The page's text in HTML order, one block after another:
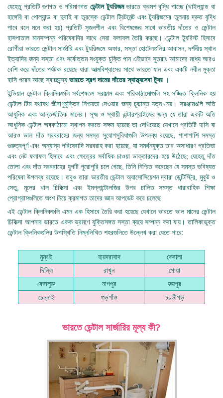
যেহেতু প্রতিটি গুণগত ও পরিমাণগত ডেন্টাল ট্যুরিজমভারতে ক্রমশ বৃদ্ধি পাচ্ছে (থাইল্যান্ড বা
হাঙ্গেরি বা পোল্যান্ড বা দুবাই বা তুরস্কে ডেন্টাল ট্রিটমেন্ট এবং ট্যুরিজমের তুলনায় দ্রুত বৃদ্ধি
পাবে বলে মনে করা হয়) প্রতিটি সৃজনশীল এবং বিশেষজ্ঞের সাথে ভারতীয় দাঁতের ও ডেন্টাল
হাসপাতাল মানসম্পন্ন পরিষেবাদির সাথে সেরা ফলাফল তৈরি করছে। ডেন্টাল ট্যুরিস্ট হিসাবে
রোগীরা ভারতে ডেন্টাল সার্জারি এবং ট্যুরিজমে অফার, সস্তা হোটেলগুলির আবাসন, দর্শনীয় স্থান
ইত্যাদির জন্য সস্তা এবং সর্বোত্তম সংযুক্ত চুক্তি পান এইভাবে সুতরাং আমাদের মধ্যে আরও
বেশি করে দাঁতের পর্যটক রয়েছে যারা আত্মবিশ্বাসের সাথে ভারতে যান এবং একটি নবীন মুক্তা
হাসি পরেন আছে স্বাচ্ছন্দ্যে ভারতে স্বল্প দামের দাঁতের স্বাস্থ্যসেবা ট্যুর ।
ইন্ডিয়ান ডেন্টাল ক্লিনিকগুলি সর্বশেষতম সরঞ্জাম এবং পরিকাঠামোগুলি সহ সজ্জিত ক্লিনিক হয়
ডেন্টাল টিম যথাযথ জীবাণুমুক্তির নিশ্চয়তা দেওয়ার জন্য চূড়ান্ত যত্ন নেয়। সরঞ্জামগুলি অতি
আধুনিক এবং আন্তর্জাতিক মানের। সূক্ষ্ম ও স্থায়ী এন্টারপ্রাইজের জন্য যে তারা একটি অতি
আধুনিক ডেন্টাল অবকাঠামো স্থাপন করতে সক্ষম হয়েছে তা দেখিয়েছে যেখানে প্রতিটি হাসি বা
আরও ভাল দাঁত সরবরাহের জন্য সমস্ত সুযোগসুবিধাগুলি উপলব্ধ রয়েছে, পাশাপাশি সমস্ত
গুরুত্বপূর্ণ এবং অন্যান্য পরিষেবাদি সরবরাহ করা হয়েছে, যা সমর্থনযুক্ত তার অসাধারণ প্রতিভা
এবং নেট ফলাফল হিসাবে এবং ক্ষেত্রের সর্বাধিক চাওয়া ডাক্তারদের হয়ে উঠেছে; যেহেতু দাঁত
তোলা এবং দাঁত সরবরাহের যুগটি পুরোপুরি চলে গেছে, তিনি নিশ্চিত করেছেন যে সমস্ত ভবিষ্যত
পরিষেবা উপলব্ধ রয়েছে। তবুও তারা ভারতীয় ডেন্টাল অ্যাসোসিয়েশন দ্বারা ডেন্টিস্ট্রি, মুকুট ও
সেতু, মূলের খাল চিকিত্সা এবং ইমপ্লান্টোলজির উপর চালিত সমস্ত ধারাবাহিক শিক্ষা
প্রোগ্রামগুলিতে অংশ নিয়ে ক্রমাগত তাদের জ্ঞান আপডেট করে চলেছে
এই ডেন্টাল ক্লিনিকগুলি এমন এক হিসাবে তৈরি করা হয়েছে যেখানে ভারতে ভাল মানের ডেন্টাল
চিকিত্সা আপনার ভারতে একক ভ্রমণে যুক্তিসঙ্গত সস্তা ব্যয়ে সম্পন্ন করা যায়। তালিকাভুক্ত
ডেন্টাল ক্লিনিকগুলির উপস্থিতি নিম্নলিখিত শহরগুলিতে উল্লেখ করা যেতে পারে:
মুম্বই হায়দরাবাদ
কেরালা
দিল্লি
রাখুন
গোয়া
বেঙ্গালুরু
নাগপুর
জয়পুর
চেন্নাই
গুড়গাঁও চণ্ডীগড়
ভারতে ডেন্টাল সার্জারির মূল্য কী?